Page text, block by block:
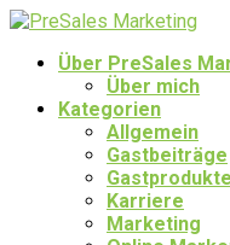
Über PreSales
Über mich
Kategorien
Allgemein
Gastbeiträge
Gastprodukte
Karriere
Marketing